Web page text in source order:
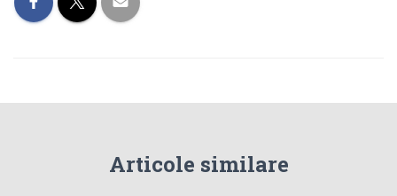
Articole similare